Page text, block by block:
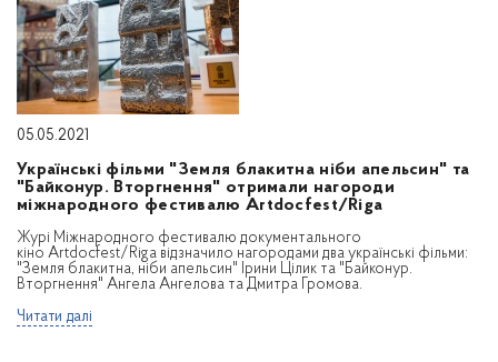
05.05.2021
Українські фільми "Земля блакитна ніби апельсин" та
"Байконур. Вторгнення" отримали нагороди
міжнародного фестивалю Artdocfest/Riga
Журі Міжнародного фестивалю документального
кіно Artdocfest/Riga відзначило нагородами два українські фільми:
"Земля блакитна, ніби апельсин" Ірини Цілик та "Байконур.
Вторгнення" Ангела Ангелова та Дмитра Громова.
Читати далі